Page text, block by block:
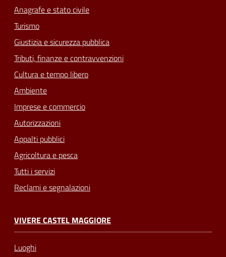
Anagrafe e stato civile
Turismo
Giustizia e sicurezza pubblica
Tributi, finanze e contravvenzioni
Cultura e tempo libero
Ambiente
Imprese e commercio
Autorizzazioni
Appalti pubblici
Agricoltura e pesca
Tutti i servizi
Reclami e segnalazioni
VIVERE CASTEL MAGGIORE
Luoghi